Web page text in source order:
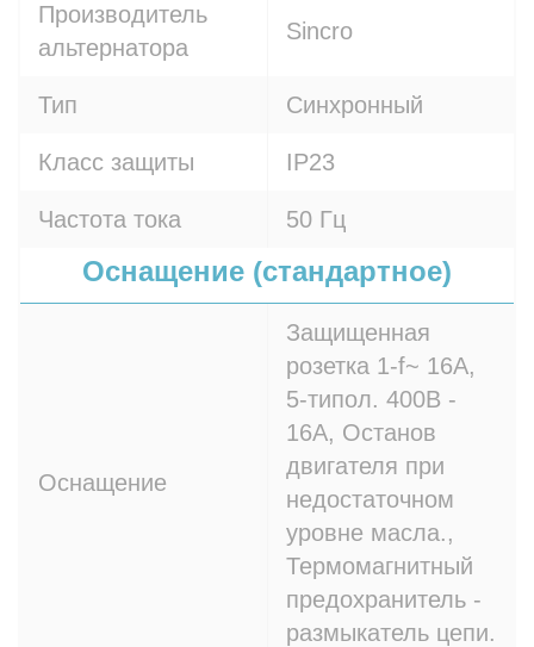
Производитель
альтернатора
Sincro
Тип Синхронный
Класс защиты IP23
Частота тока 50 Гц
Оснащение (стандартное)
Оснащение
Защищенная
розетка 1-f~ 16A,
5-типол. 400В -
16A, Останов
двигателя при
недостаточном
уровне масла.,
Термомагнитный
предохранитель -
размыкатель цепи.